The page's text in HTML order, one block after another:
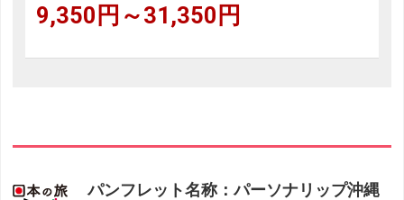
9,350円～31,350円
パンフレット名称：パーソナリップ沖縄